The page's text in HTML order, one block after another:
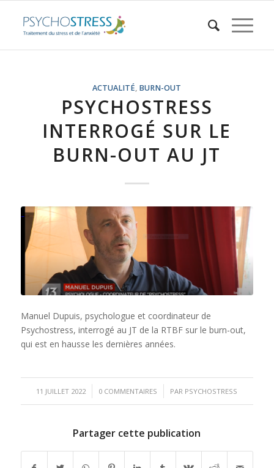
ACTUALITÉ, BURN-OUT
PSYCHOSTRESS
INTERROGÉ SUR LE
BURN-OUT AU JT
Manuel Dupuis, psychologue et coordinateur de
Psychostress, interrogé au JT de la RTBF sur le burn-out,
qui est en hausse les dernières années.
11 JUILLET 2022
/ 0 COMMENTAIRES
/ PAR PSYCHOSTRESS
Partager cette publication